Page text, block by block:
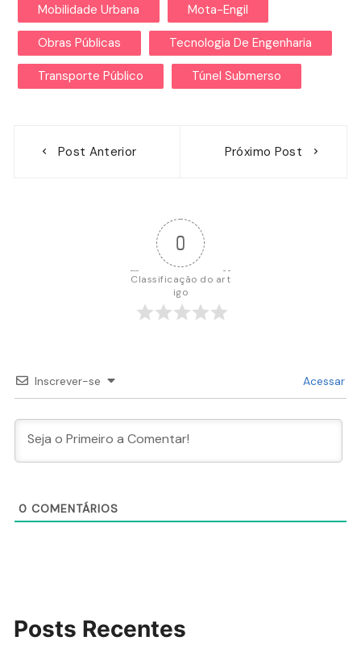
Mobilidade Urbana Mota-Engil
Obras Públicas Tecnologia De Engenharia
Transporte Público Túnel Submerso
Post Anterior Próximo Post
0
Classificação do art
igo
Inscrever-se Acessar
0 COMENTÁRIOS
Posts Recentes